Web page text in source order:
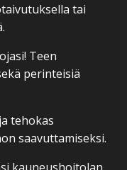
tai
Teen
perinteisiä
tehokas
saavuttamiseksi.